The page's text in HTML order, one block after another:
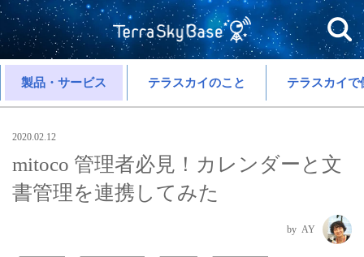
製品・サービス テラスカイのこと テラスカイで
2020.02.12
mitoco 管理者必見！カレンダーと文
書管理を連携してみた
AY